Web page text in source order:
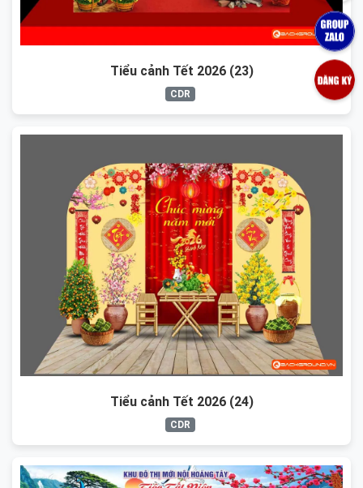
Tiểu cảnh Tết 2026 (23)
CDR
Tiểu cảnh Tết 2026 (24)
CDR